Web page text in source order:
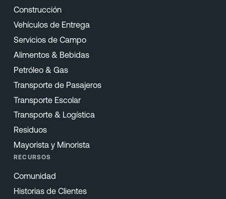
Construcción
Vehículos de Entrega
Servicios de Campo
Alimentos & Bebidas
Petróleo & Gas
Transporte de Pasajeros
Transporte Escolar
Transporte & Logística
Residuos
Mayorista y Minorista
RECURSOS
Comunidad
Historias de Clientes